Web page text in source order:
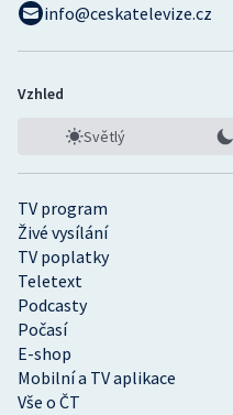
TV program
Živé vysílání
TV poplatky
Teletext
Podcasty
Počasí
E-shop
Mobilní a TV aplikace
Vše o ČT
info@ceskatelevize.cz
Vzhled
Světlý